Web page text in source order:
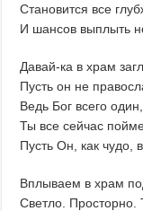
Становится все
И шансов выплыть
Давай-ка в храм
Пусть он не
Ведь Бог всего
Ты все сейчас
Пусть Он, как чудо,
Вплываем в храм
Светло. Просторно.